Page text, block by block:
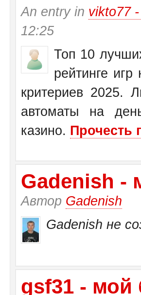
An entry in vikto77
12:25
Топ 10
рейтинге
критериев 2025.
автоматы на
казино. Прочесть
Gadenish -
Автор Gadenish
Gadenish не
gsf31 - мой